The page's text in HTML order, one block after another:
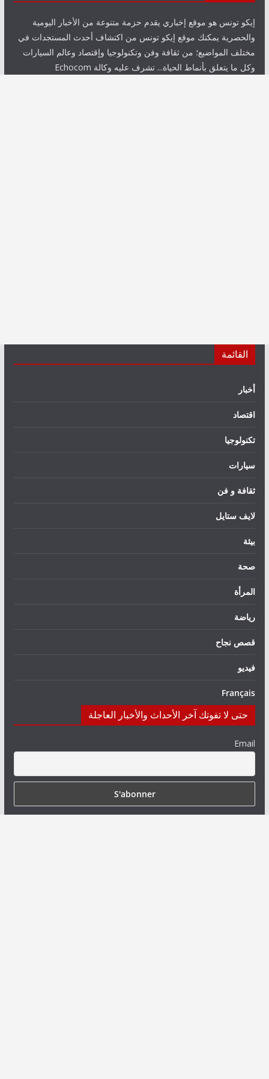
إيكو تونس هو موقع إخباري يقدم حزمة متنوعة من الأخبار اليومية
والحصرية يمكنك موقع إيكو تونس من اكتشاف أحدث المستجدات في
مختلف المواضيع؛ من ثقافة وفن وتكنولوجيا وإقتصاد وعالم السيارات
وكل ما يتعلق بأنماط الحياة... تشرف عليه وكالة Echocom
القائمة
أخبار
اقتصاد
تكنولوجيا
سيارات
ثقافة و فن
لايف ستايل
بيئة
صحة
المرأة
رياضة
قصص نجاح
فيديو
Français
حتى لا تفوتك آخر الأحداث والأخبار العاجلة
Email